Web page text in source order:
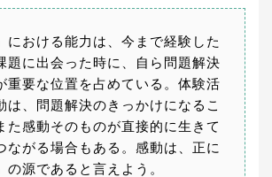
における能力は、今まで経験した
題に出会った時に、自ら問題解決
重要な位置を占めている。体験活
は、問題解決のきっかけになるこ
た感動そのものが直接的に生きて
ながる場合もある。感動は、正に
の源であると言えよう。